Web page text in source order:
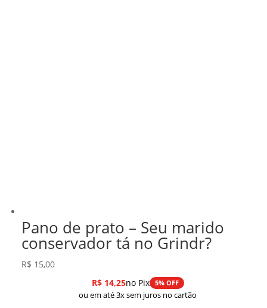
Pano de prato – Seu marido
conservador tá no Grindr?
R$ 15,00
R$14,25no Pix 5% OFF
ou em até 3x sem juros no cartão